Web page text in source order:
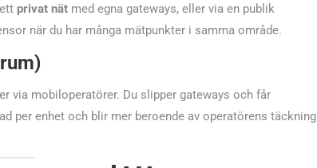
privat nät med egna gateways, eller via en publik
när du har många mätpunkter i samma område.
via mobiloperatörer. Du slipper gateways och får
per enhet och blir mer beroende av operatörens täckning